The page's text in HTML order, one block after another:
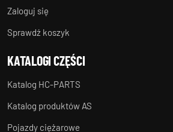
Zaloguj się
Sprawdź koszyk
KATALOGI CZĘŚCI
Katalog HC-PARTS
Katalog produktów AS
Pojazdy ciężarowe